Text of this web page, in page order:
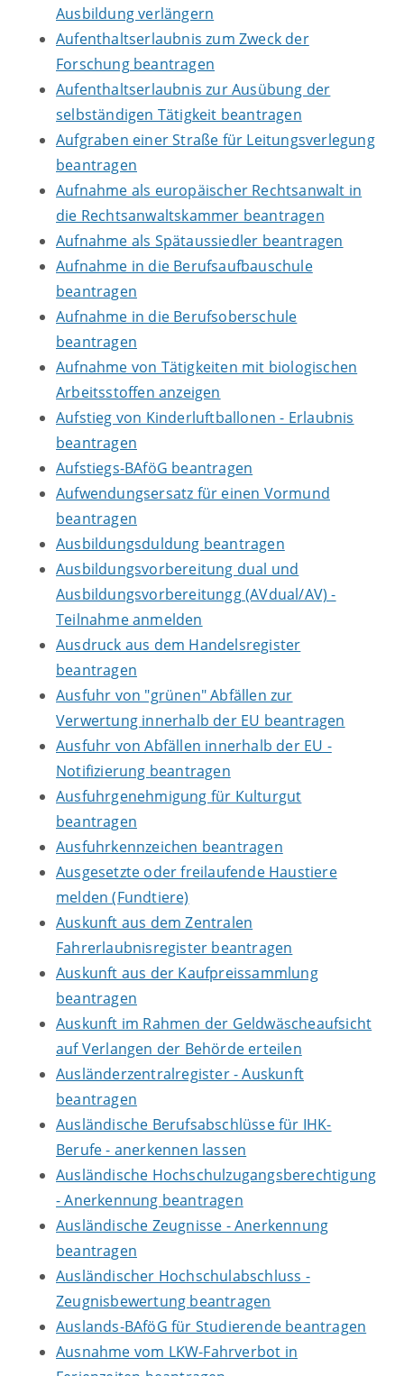
Ausbildung verlängern
Aufenthaltserlaubnis zum Zweck der
Forschung beantragen
Aufenthaltserlaubnis zur Ausübung der
selbständigen Tätigkeit beantragen
Aufgraben einer Straße für Leitungsverlegung
beantragen
Aufnahme als europäischer Rechtsanwalt in
die Rechtsanwaltskammer beantragen
Aufnahme als Spätaussiedler beantragen
Aufnahme in die Berufsaufbauschule
beantragen
Aufnahme in die Berufsoberschule
beantragen
Aufnahme von Tätigkeiten mit biologischen
Arbeitsstoffen anzeigen
Aufstieg von Kinderluftballonen - Erlaubnis
beantragen
Aufstiegs-BAföG beantragen
Aufwendungsersatz für einen Vormund
beantragen
Ausbildungsduldung beantragen
Ausbildungsvorbereitung dual und
Ausbildungsvorbereitungg (AVdual/AV) -
Teilnahme anmelden
Ausdruck aus dem Handelsregister
beantragen
Ausfuhr von "grünen" Abfällen zur
Verwertung innerhalb der EU beantragen
Ausfuhr von Abfällen innerhalb der EU -
Notifizierung beantragen
Ausfuhrgenehmigung für Kulturgut
beantragen
Ausfuhrkennzeichen beantragen
Ausgesetzte oder freilaufende Haustiere
melden (Fundtiere)
Auskunft aus dem Zentralen
Fahrerlaubnisregister beantragen
Auskunft aus der Kaufpreissammlung
beantragen
Auskunft im Rahmen der Geldwäscheaufsicht
auf Verlangen der Behörde erteilen
Ausländerzentralregister - Auskunft
beantragen
Ausländische Berufsabschlüsse für IHK-
Berufe - anerkennen lassen
Ausländische Hochschulzugangsberechtigung
- Anerkennung beantragen
Ausländische Zeugnisse - Anerkennung
beantragen
Ausländischer Hochschulabschluss -
Zeugnisbewertung beantragen
Auslands-BAföG für Studierende beantragen
Ausnahme vom LKW-Fahrverbot in